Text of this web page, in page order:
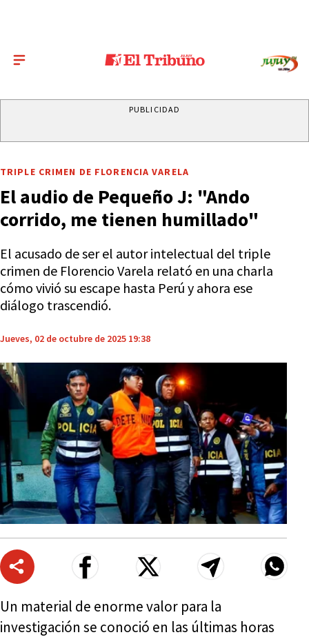
PUBLICIDAD
TRIPLE CRIMEN DE FLORENCIA VARELA
El audio de Pequeño J: "Ando
corrido, me tienen humillado"
El acusado de ser el autor intelectual del triple
crimen de Florencio Varela relató en una charla
cómo vivió su escape hasta Perú y ahora ese
diálogo trascendió.
Jueves, 02 de octubre de 2025 19:38
Un material de enorme valor para la
investigación se conoció en las últimas horas